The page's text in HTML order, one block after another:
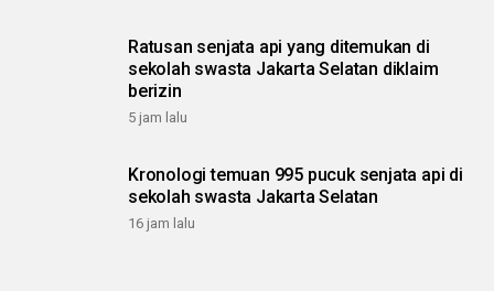
Ratusan senjata api yang ditemukan di
sekolah swasta Jakarta Selatan diklaim
berizin
5 jam lalu
Kronologi temuan 995 pucuk senjata api di
sekolah swasta Jakarta Selatan
16 jam lalu